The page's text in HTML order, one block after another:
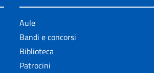
Aule
Bandi e concorsi
Biblioteca
Patrocini